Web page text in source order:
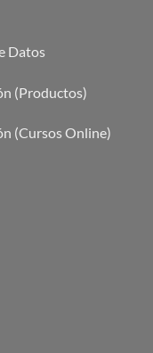
Datos
(Productos)
(Cursos Online)